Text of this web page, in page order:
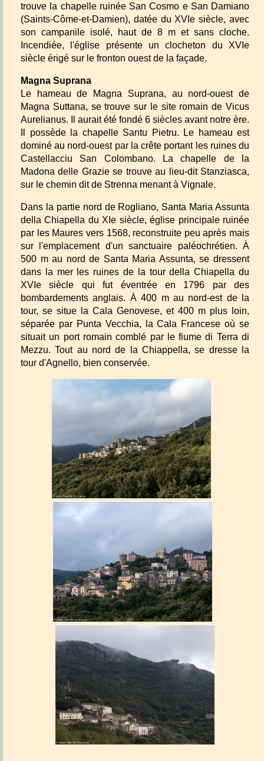
trouve la chapelle ruinée San Cosmo e San Damiano
(Saints-Côme-et-Damien), datée du XVIe siècle, avec
son campanile isolé, haut de 8 m et sans cloche.
Incendiée, l'église présente un clocheton du XVIe
siècle érigé sur le fronton ouest de la façade.
Magna Suprana
Le hameau de Magna Suprana, au nord-ouest de
Magna Suttana, se trouve sur le site romain de Vicus
Aurelianus. Il aurait été fondé 6 siècles avant notre ère.
Il possède la chapelle Santu Pietru. Le hameau est
dominé au nord-ouest par la crête portant les ruines du
Castellacciu San Colombano. La chapelle de la
Madona delle Grazie se trouve au lieu-dit Stanziasca,
sur le chemin dit de Strenna menant à Vignale.
Dans la partie nord de Rogliano, Santa Maria Assunta
della Chiapella du XIe siècle, église principale ruinée
par les Maures vers 1568, reconstruite peu après mais
sur l'emplacement d'un sanctuaire paléochrétien. À
500 m au nord de Santa Maria Assunta, se dressent
dans la mer les ruines de la tour della Chiapella du
XVIe siècle qui fut éventrée en 1796 par des
bombardements anglais. À 400 m au nord-est de la
tour, se situe la Cala Genovese, et 400 m plus loin,
séparée par Punta Vecchia, la Cala Francese où se
situait un port romain comblé par le fiume di Terra di
Mezzu. Tout au nord de la Chiappella, se dresse la
tour d'Agnello, bien conservée.